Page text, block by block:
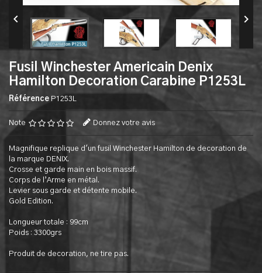
 
Fusil Winchester Americain Denix
Hamilton Decoration Carabine P1253L
Référence P1253L
Note Donnez votre avis
Magnifique replique d'un fusil Winchester Hamilton de decoration de
la marque DENIX.
Crosse et garde main en bois massif.
Corps de l’Arme en métal.
Levier sous garde et détente mobile.
Gold Edition.
Longueur totale : 99cm
Poids : 3300grs
Produit de decoration, ne tire pas.